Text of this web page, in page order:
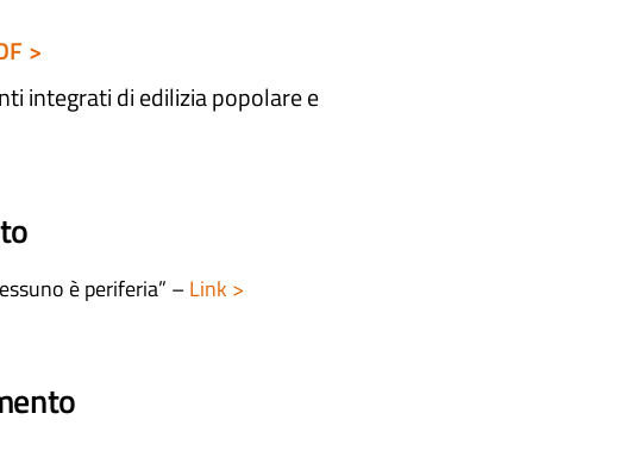
>
integrati di edilizia popolare e
è periferia” –Link >